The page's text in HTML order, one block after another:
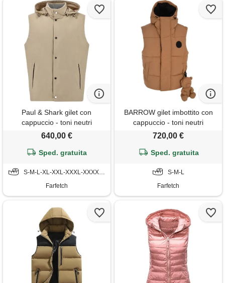
Paul & Shark gilet con
cappuccio - toni neutri
640,00 €
Sped. gratuita
S-M-L-XL-XXL-XXXL-XXXXL-5XL-6XL
Farfetch
BARROW gilet imbottito con
cappuccio - toni neutri
720,00 €
Sped. gratuita
S-M-L
Farfetch